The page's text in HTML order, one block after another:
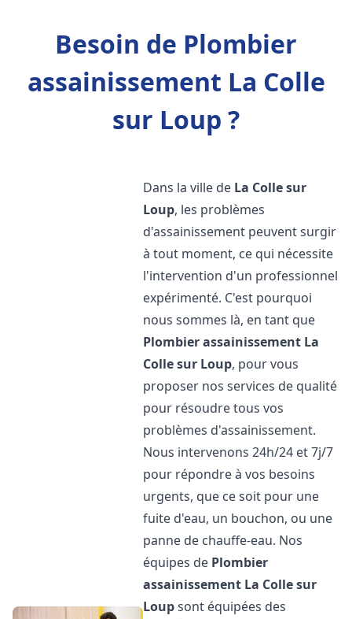
Besoin de Plombier
assainissement La Colle
sur Loup ?
Dans la ville de La Colle sur
Loup, les problèmes
d'assainissement peuvent surgir
à tout moment, ce qui nécessite
l'intervention d'un professionnel
expérimenté. C'est pourquoi
nous sommes là, en tant que
Plombier assainissement La
Colle sur Loup, pour vous
proposer nos services de qualité
pour résoudre tous vos
problèmes d'assainissement.
Nous intervenons 24h/24 et 7j/7
pour répondre à vos besoins
urgents, que ce soit pour une
fuite d'eau, un bouchon, ou une
panne de chauffe-eau. Nos
équipes de Plombier
assainissement La Colle sur
Loupsont équipées des